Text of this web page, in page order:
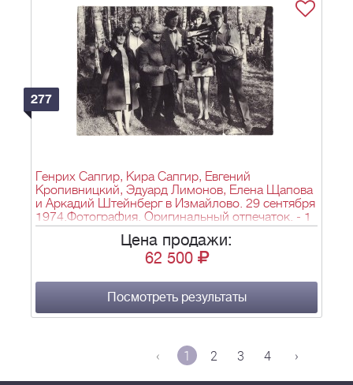
277
Генрих Сапгир, Кира Сапгир, Евгений
Кропивницкий, Эдуард Лимонов, Елена Щапова
и Аркадий Штейнберг в Измайлово. 29 сентября
1974.Фотография. Оригинальный отпечаток. - 1
л.; 18х27,5 см.
Цена продажи:
62 500
Посмотреть результаты
‹ 1 2 3 4 ›